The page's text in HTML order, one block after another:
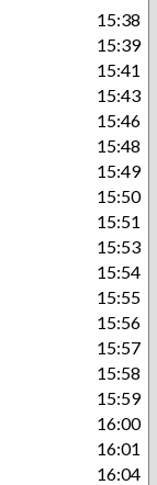
15:38
15:39
15:41
15:43
15:46
15:48
15:49
15:50
15:51
15:53
15:54
15:55
15:56
15:57
15:58
15:59
16:00
16:01
16:04